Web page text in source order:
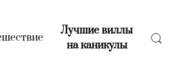
(current)
Лучшие виллы
на каникулы(current)